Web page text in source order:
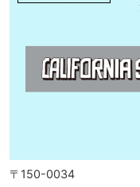
〒150-0034